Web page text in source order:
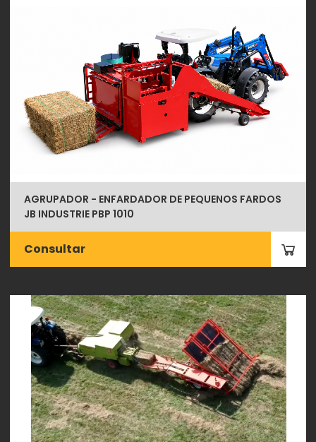
AGRUPADOR - ENFARDADOR DE PEQUENOS FARDOS
JB INDUSTRIE PBP 1010
Consultar